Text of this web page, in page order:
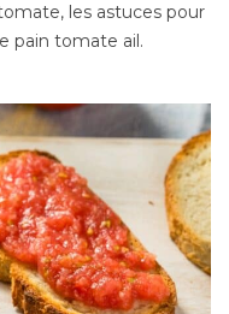
les astuces pour
pain tomate ail.